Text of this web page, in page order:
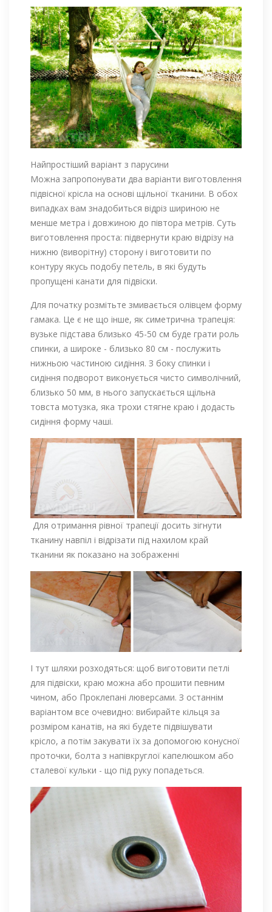
Найпростіший варіант з парусини
Можна запропонувати два варіанти виготовлення
підвісної крісла на основі щільної тканини. В обох
випадках вам знадобиться відріз шириною не
менше метра і довжиною до півтора метрів. Суть
виготовлення проста: підвернути краю відрізу на
нижню (виворітну) сторону і виготовити по
контуру якусь подобу петель, в які будуть
пропущені канати для підвіски.
Для початку розмітьте змивається олівцем форму
гамака. Це є не що інше, як симетрична трапеція:
вузьке підстава близько 45-50 см буде грати роль
спинки, а широке - близько 80 см - послужить
нижньою частиною сидіння. З боку спинки і
сидіння подворот виконується чисто символічний,
близько 50 мм, в нього запускається щільна
товста мотузка, яка трохи стягне краю і додасть
сидіння форму чаші.
Для отримання рівної трапеції досить зігнути
тканину навпіл і відрізати під нахилом край
тканини як показано на зображенні
І тут шляхи розходяться: щоб виготовити петлі
для підвіски, краю можна або прошити певним
чином, або Проклепані люверсами. З останнім
варіантом все очевидно: вибирайте кільця за
розміром канатів, на які будете підвішувати
крісло, а потім закувати їх за допомогою конусної
проточки, болта з напівкруглої капелюшком або
сталевої кульки - що під руку попадеться.